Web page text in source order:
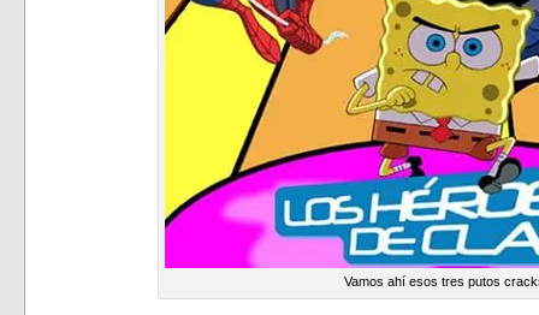
Vamos ahí esos tres putos